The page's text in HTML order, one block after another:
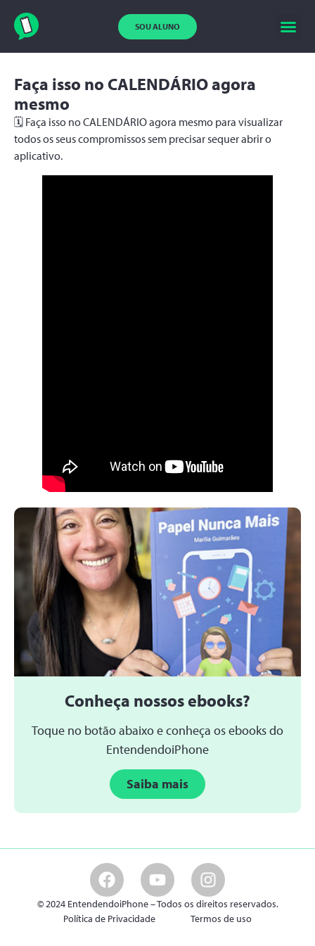
SOU ALUNO
Faça isso no CALENDÁRIO agora
mesmo
🗓 Faça isso no CALENDÁRIO agora mesmo para visualizar
todos os seus compromissos sem precisar sequer abrir o
aplicativo.
Conheça nossos ebooks?
Toque no botão abaixo e conheça os ebooks do
EntendendoiPhone
Saiba mais
© 2024 EntendendoiPhone – Todos os direitos reservados.
Política de Privacidade
Termos de uso